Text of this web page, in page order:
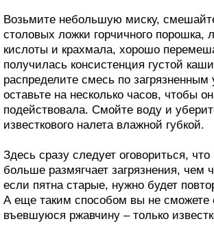
Возьмите небольшую миску,
столовых ложки горчичного порошка,
кислоты и крахмала, хорошо
получилась консистенция густой
распределите смесь по загрязненным
оставьте на несколько часов, чтобы
подействовала. Смойте воду и
известкового налета влажной губкой.
Здесь сразу следует оговориться,
больше размягчает загрязнения, чем
если пятна старые, нужно будет
А еще таким способом вы не сможете
въевшуюся ржавчину – только